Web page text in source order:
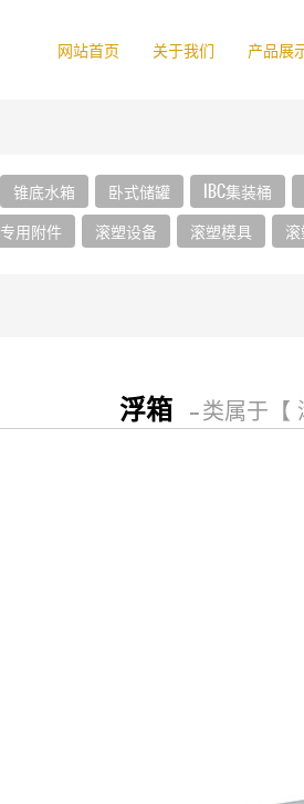
网站首页 关于我们 产品展
锥底水箱 卧式储罐 IBC集装桶
专用附件 滚塑设备 滚塑模具
浮箱 -- 类属于【